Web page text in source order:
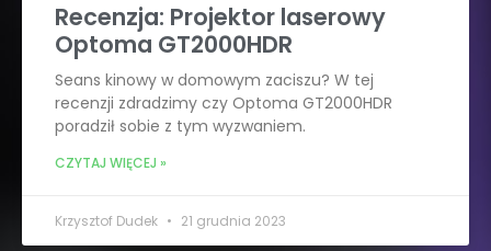
Recenzja: Projektor laserowy
Optoma GT2000HDR
Seans kinowy w domowym zaciszu? W tej
recenzji zdradzimy czy Optoma GT2000HDR
poradził sobie z tym wyzwaniem.
CZYTAJ WIĘCEJ »
Krzysztof Dudek 21 grudnia 2023